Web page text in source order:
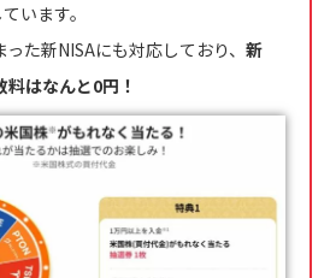
ています。
た新NISAにも対応しており、 新
はなんと0円！